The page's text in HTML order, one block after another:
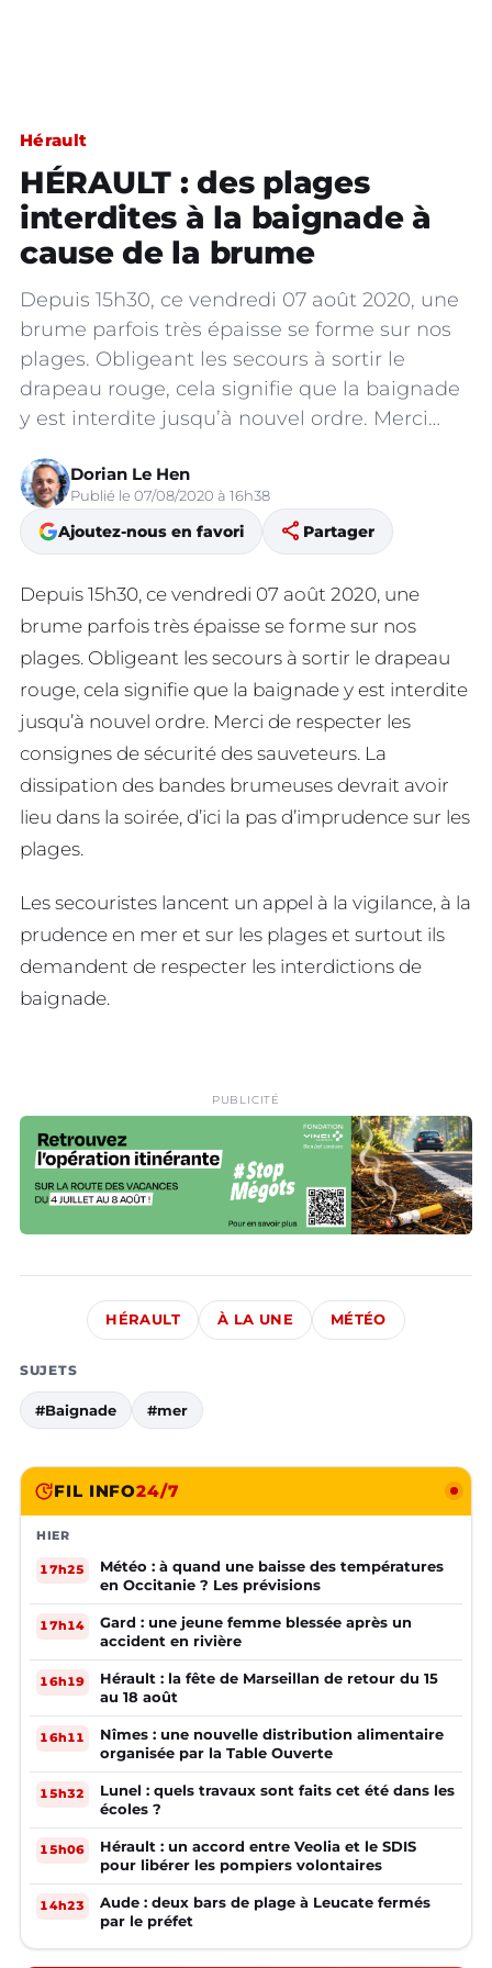
Hérault
HÉRAULT : des plages
interdites à la baignade à
cause de la brume
Depuis 15h30, ce vendredi 07 août 2020, une
brume parfois très épaisse se forme sur nos
plages. Obligeant les secours à sortir le
drapeau rouge, cela signifie que la baignade
y est interdite jusqu’à nouvel ordre. Merci…
Dorian Le Hen
Publié le 07/08/2020 à 16h38
Ajoutez-nous en favori share Partager
Depuis 15h30, ce vendredi 07 août 2020, une
brume parfois très épaisse se forme sur nos
plages. Obligeant les secours à sortir le drapeau
rouge, cela signifie que la baignade y est interdite
jusqu’à nouvel ordre. Merci de respecter les
consignes de sécurité des sauveteurs. La
dissipation des bandes brumeuses devrait avoir
lieu dans la soirée, d’ici la pas d’imprudence sur les
plages.
Les secouristes lancent un appel à la vigilance, à la
prudence en mer et sur les plages et surtout ils
demandent de respecter les interdictions de
baignade.
PUBLICITÉ
HÉRAULT À LA UNE MÉTÉO
SUJETS
#Baignade #mer
FIL INFO24/7
HIER
17h25
Météo : à quand une baisse des températures
en Occitanie ? Les prévisions
17h14
Gard : une jeune femme blessée après un
accident en rivière
16h19
Hérault : la fête de Marseillan de retour du 15
au 18 août
16h11
Nîmes : une nouvelle distribution alimentaire
organisée par la Table Ouverte
15h32
Lunel : quels travaux sont faits cet été dans les
écoles ?
15h06
Hérault : un accord entre Veolia et le SDIS
pour libérer les pompiers volontaires
14h23
Aude : deux bars de plage à Leucate fermés
par le préfet